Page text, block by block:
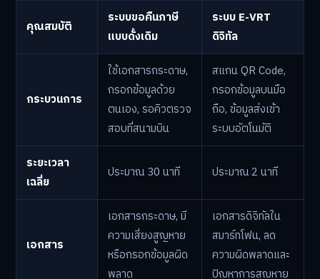
คุณสมบัติ
ระบบขอคืนภาษี
แบบดั้งเดิม
ระบบ E-VRT
ดิจิทัล
กระบวนการ
ใช้เอกสารกระดาษ,
กรอกข้อมูลด้วย
ตนเอง, รอคิวตรวจ
สอบที่สนามบิน
สแกน QR Code,
กรอกข้อมูลบนมือ
ถือ, ข้อมูลส่งเข้า
ระบบอัตโนมัติ
ระยะเวลา
เฉลี่ย
ประมาณ 30 นาที ประมาณ 2 นาที
เอกสาร
เอกสารกระดาษ, มี
ความเสี่ยงสูญหาย
หรือกรอกข้อมูลผิด
พลาด
เอกสารดิจิทัลใน
สมาร์ทโฟน, ลด
ความผิดพลาดและ
ปัญหาการสูญหาย